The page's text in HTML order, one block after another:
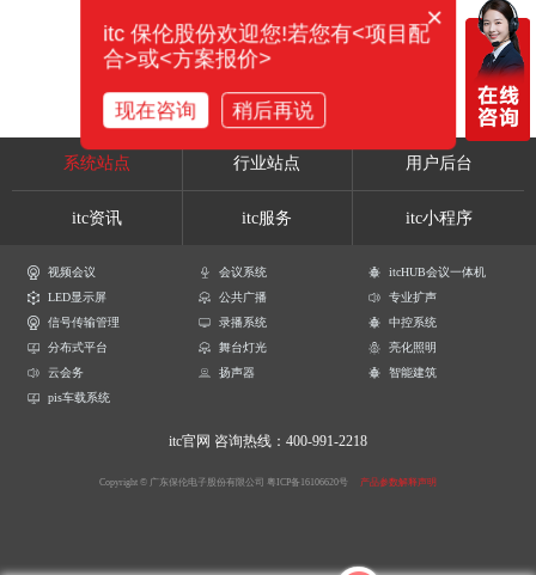
系统站点 行业站点 用户后台
itc资讯 itc服务 itc小程序
视频会议 会议系统
itcHUB会议一体机
LED显示屏
公共广播
专业扩声
信号传输管理
录播系统
中控系统
分布式平台
舞台灯光
亮化照明
云会务
扬声器
智能建筑
pis车载系统
itc官网 咨询热线：400-991-2218
Copyright © 广东保伦电子股份有限公司 粤ICP备16106620号 产品参数解释声明
×
itc 保伦股份欢迎您!若您有<项目配
合>或<方案报价>
现在咨询 稍后再说